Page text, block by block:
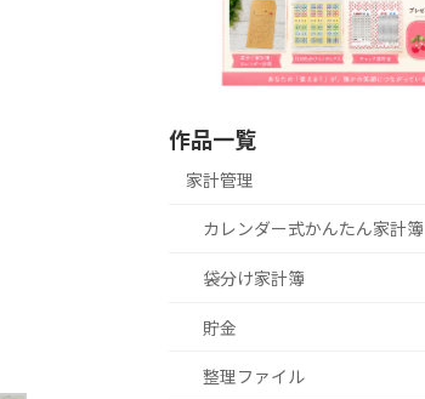
作品一覧
家計管理
カレンダー式かんたん家計簿
袋分け家計簿
貯金
整理ファイル